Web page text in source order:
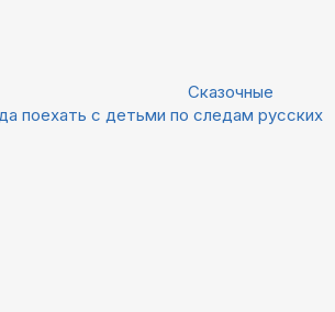
Сказочные
поехать с детьми по следам русских